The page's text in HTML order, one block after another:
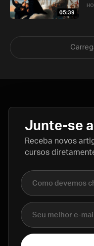
05:39
Junte-se
Receba novos
cursos
Nome completo
E-mail